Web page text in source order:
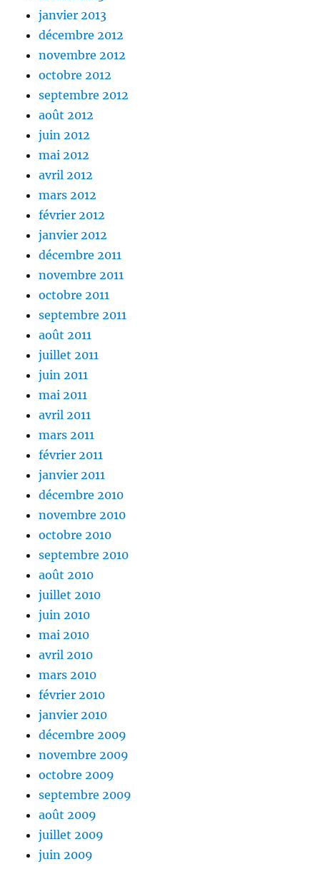
janvier 2013
décembre 2012
novembre 2012
octobre 2012
septembre 2012
août 2012
juin 2012
mai 2012
avril 2012
mars 2012
février 2012
janvier 2012
décembre 2011
novembre 2011
octobre 2011
septembre 2011
août 2011
juillet 2011
juin 2011
mai 2011
avril 2011
mars 2011
février 2011
janvier 2011
décembre 2010
novembre 2010
octobre 2010
septembre 2010
août 2010
juillet 2010
juin 2010
mai 2010
avril 2010
mars 2010
février 2010
janvier 2010
décembre 2009
novembre 2009
octobre 2009
septembre 2009
août 2009
juillet 2009
juin 2009